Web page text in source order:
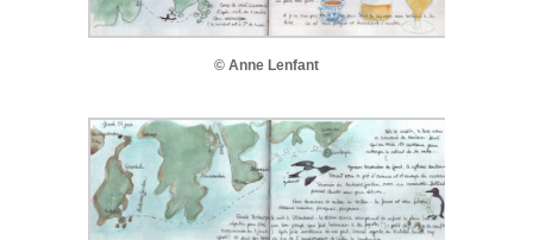
© Anne Lenfant